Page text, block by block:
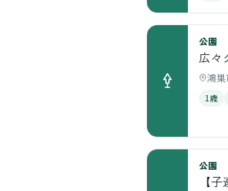
公園
広々
鴻巣
1歳
公園
【